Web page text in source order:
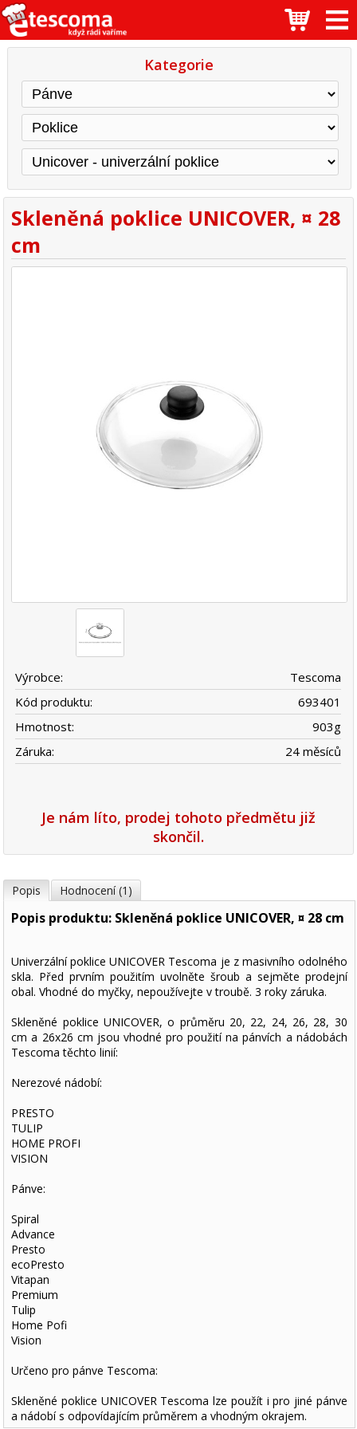
Kategorie
Skleněná poklice UNICOVER, ¤ 28
cm
Výrobce:
Tescoma
Kód produktu:
693401
Hmotnost:
903g
Záruka:
24 měsíců
Je nám líto, prodej tohoto předmětu již
skončil.
Popis Hodnocení (1)
Popis produktu: Skleněná poklice UNICOVER, ¤ 28 cm
Univerzální poklice UNICOVER Tescoma je z masivního odolného
skla. Před prvním použitím uvolněte šroub a sejměte prodejní
obal. Vhodné do myčky, nepoužívejte v troubě. 3 roky záruka.
Skleněné poklice UNICOVER, o průměru 20, 22, 24, 26, 28, 30
cm a 26x26 cm jsou vhodné pro použití na pánvích a nádobách
Tescoma těchto linií:
Nerezové nádobí:
PRESTO
TULIP
HOME PROFI
VISION
Pánve:
Spiral
Advance
Presto
ecoPresto
Vitapan
Premium
Tulip
Home Pofi
Vision
Určeno pro pánve Tescoma:
Skleněné poklice UNICOVER Tescoma lze použít i pro jiné pánve
a nádobí s odpovídajícím průměrem a vhodným okrajem.